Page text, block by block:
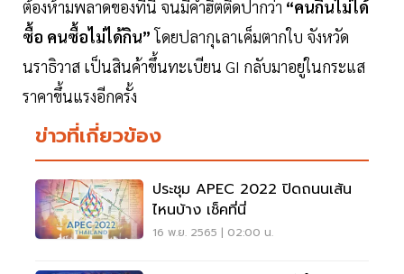
ต้องห้ามพลาดของที่นี่ จนมีคำฮิตติดปากว่า “คนกินไม่ได้
ซื้อ คนซื้อไม่ได้กิน”โดยปลากุเลาเค็มตากใบ จังหวัด
นราธิวาส เป็นสินค้าขึ้นทะเบียน GI กลับมาอยู่ในกระแส
ราคาขึ้นแรงอีกครั้ง
ข่าวที่เกี่ยวข้อง
ประชุม APEC 2022 ปิดถนนเส้น
ไหนบ้าง เช็คที่นี่
16 พ.ย. 2565 | 02:00 น.